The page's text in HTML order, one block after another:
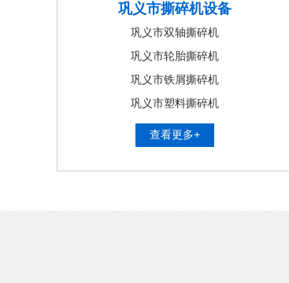
巩义市撕碎机设备
巩义市双轴撕碎机
巩义市轮胎撕碎机
巩义市铁屑撕碎机
巩义市塑料撕碎机
查看更多+